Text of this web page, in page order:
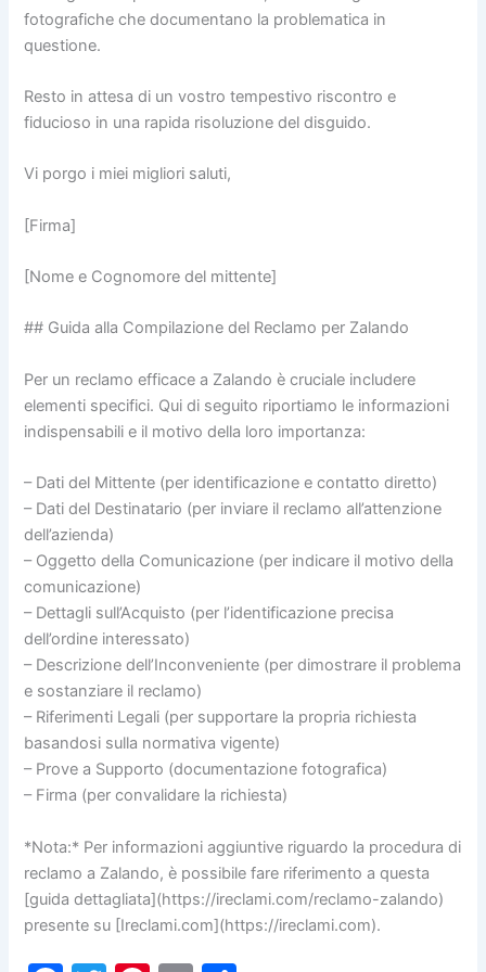
fotografiche che documentano la problematica in
questione.
Resto in attesa di un vostro tempestivo riscontro e
fiducioso in una rapida risoluzione del disguido.
Vi porgo i miei migliori saluti,
[Firma]
[Nome e Cognomore del mittente]
## Guida alla Compilazione del Reclamo per Zalando
Per un reclamo efficace a Zalando è cruciale includere
elementi specifici. Qui di seguito riportiamo le informazioni
indispensabili e il motivo della loro importanza:
– Dati del Mittente (per identificazione e contatto diretto)
– Dati del Destinatario (per inviare il reclamo all’attenzione
dell’azienda)
– Oggetto della Comunicazione (per indicare il motivo della
comunicazione)
– Dettagli sull’Acquisto (per l’identificazione precisa
dell’ordine interessato)
– Descrizione dell’Inconveniente (per dimostrare il problema
e sostanziare il reclamo)
– Riferimenti Legali (per supportare la propria richiesta
basandosi sulla normativa vigente)
– Prove a Supporto (documentazione fotografica)
– Firma (per convalidare la richiesta)
*Nota:* Per informazioni aggiuntive riguardo la procedura di
reclamo a Zalando, è possibile fare riferimento a questa
[guida dettagliata](https://ireclami.com/reclamo-zalando)
presente su [Ireclami.com](https://ireclami.com).